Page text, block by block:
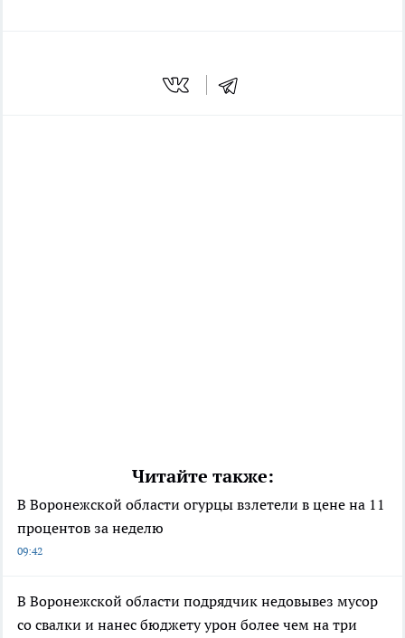
Читайте также:
В Воронежской области огурцы взлетели в цене на 11
процентов за неделю
09:42
В Воронежской области подрядчик недовывез мусор
со свалки и нанес бюджету урон более чем на три